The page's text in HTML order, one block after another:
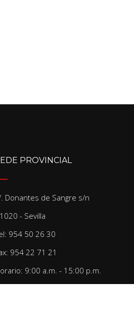
PROVINCIAL
Donantes de Sangre s/n
- Sevilla
954 50 26 30
954 22 71 21
9:00 a.m. - 15:00 p.m.